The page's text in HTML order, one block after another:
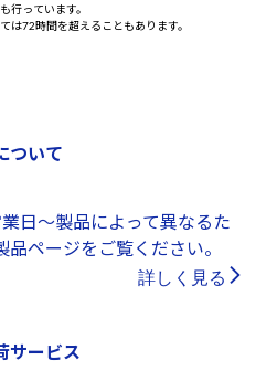
行っています。
は72時間を超えることもあります。
ついて
日～製品によって異なるた
ページをご覧ください。
詳しく見る
サービス